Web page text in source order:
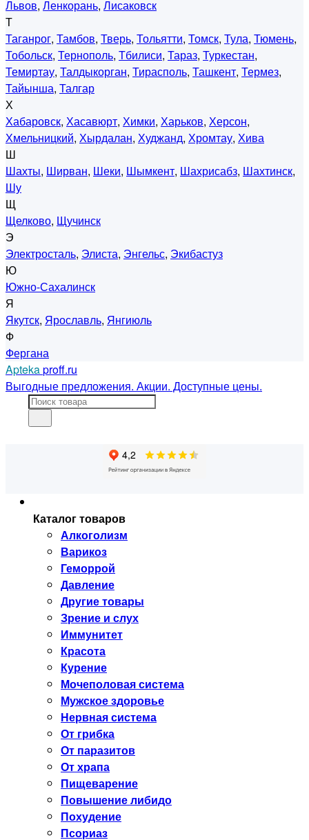
Львов, Ленкорань, Лисаковск
Т
Таганрог, Тамбов, Тверь, Тольятти, Томск, Тула, Тюмень,
Тобольск, Тернополь, Тбилиси, Тараз, Туркестан,
Темиртау, Талдыкорган, Тирасполь, Ташкент, Термез,
Тайынша, Талгар
Х
Хабаровск, Хасавюрт, Химки, Харьков, Херсон,
Хмельницкий, Хырдалан, Худжанд, Хромтау, Хива
Ш
Шахты, Ширван, Шеки, Шымкент, Шахрисабз, Шахтинск,
Шу
Щ
Щелково, Щучинск
Э
Электросталь, Элиста, Энгельс, Экибастуз
Ю
Южно-Сахалинск
Я
Якутск, Ярославль, Янгиюль
Ф
Фергана
Aptekaproff.ru
Выгодные предложения. Акции. Доступные цены.
Каталог товаров
Алкоголизм
Варикоз
Геморрой
Давление
Другие товары
Зрение и слух
Иммунитет
Красота
Курение
Мочеполовая система
Мужское здоровье
Нервная система
От грибка
От паразитов
От храпа
Пищеварение
Повышение либидо
Похудение
Псориаз